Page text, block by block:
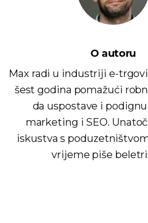
O autoru
Max radi u industriji e-
šest godina pomažući
da uspostave i
marketing i SEO.
iskustva s
vrijeme piše